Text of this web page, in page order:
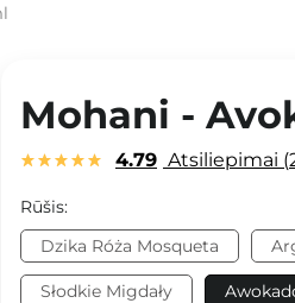
Mohani -
4.79 Atsiliepimai
Rūšis:
Dzika Róża Mosqueta
Słodkie Migdały